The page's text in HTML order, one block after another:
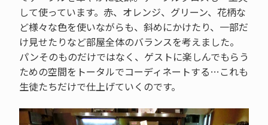
して使っています。赤、オレンジ、グリーン、花柄な
ど様々な色を使いながらも、斜めにかけたり、一部だ
け見せたりなど部屋全体のバランスを考えました。
パンそのものだけではなく、ゲストに楽しんでもらう
ための空間をトータルでコーディネートする…これも
生徒たちだけで仕上げていくのです。